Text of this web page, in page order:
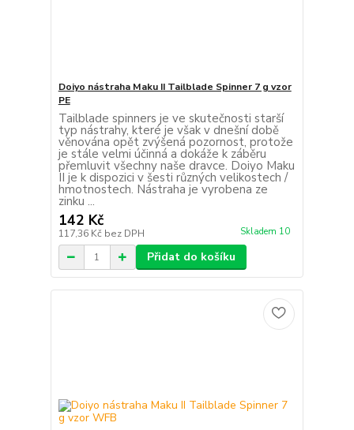
Doiyo nástraha Maku II Tailblade Spinner 7 g vzor
PE
Tailblade spinners je ve skutečnosti starší
typ nástrahy, které je však v dnešní době
věnována opět zvýšená pozornost, protože
je stále velmi účinná a dokáže k záběru
přemluvit všechny naše dravce. Doiyo Maku
II je k dispozici v šesti různých velikostech /
hmotnostech. Nástraha je vyrobena ze
zinku ...
142 Kč
117,36 Kč bez DPH Skladem 10
Přidat do košíku